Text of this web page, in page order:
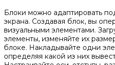
Блоки можно адаптировать
экрана. Создавая блок, вы
визуальными элементами.
элементы, изменяйте их
блоке. Накладывайте одни
определяя какой из них